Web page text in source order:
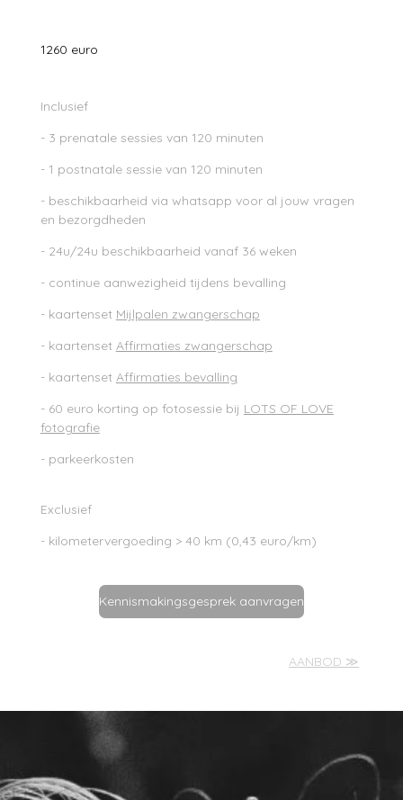
1260 euro
Inclusief
- 3 prenatale sessies van 120 minuten
- 1 postnatale sessie van 120 minuten
- beschikbaarheid via whatsapp voor al jouw vragen
en bezorgdheden
- 24u/24u beschikbaarheid vanaf 36 weken
- continue aanwezigheid tijdens bevalling
- kaartenset Mijlpalen zwangerschap
- kaartenset Affirmaties zwangerschap
- kaartenset Affirmaties bevalling
- 60 euro korting op fotosessie bij LOTS OF LOVE
fotografie
-parkeerkosten
Exclusief
- kilometervergoeding > 40 km (0,43 euro/km)
Kennismakingsgesprek aanvragen
AANBOD ≫